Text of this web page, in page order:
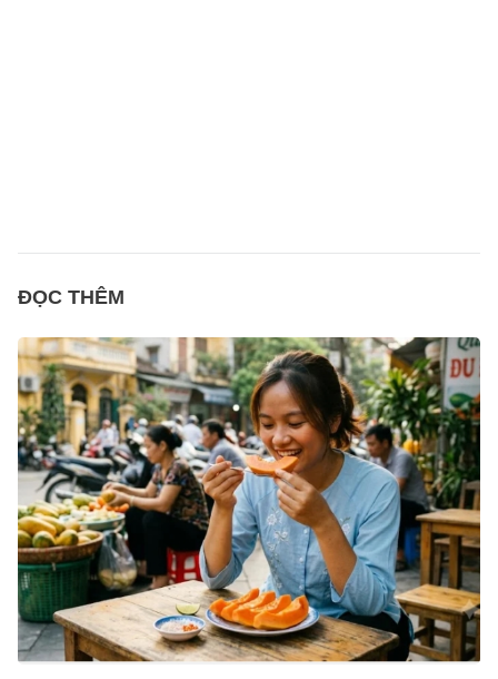
ĐỌC THÊM